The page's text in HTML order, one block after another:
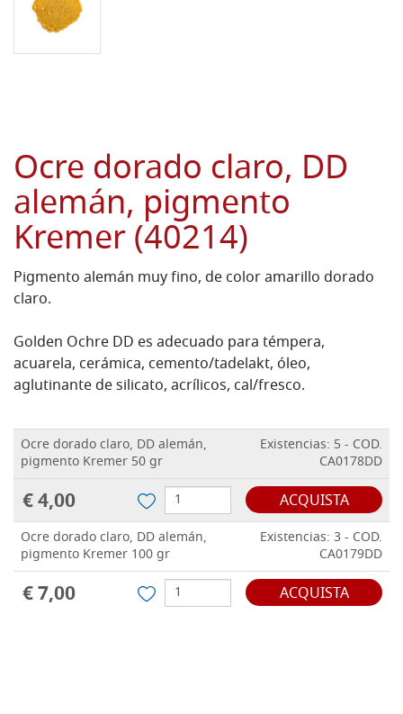
Ocre dorado claro, DD
alemán, pigmento
Kremer (40214)
Pigmento alemán muy fino, de color amarillo dorado
claro.
Golden Ochre DD es adecuado para témpera,
acuarela, cerámica, cemento/tadelakt, óleo,
aglutinante de silicato, acrílicos, cal/fresco.
Ocre dorado claro, DD alemán,
pigmento Kremer 50 gr
Existencias: 5 - COD.
CA0178DD
€ 4,00 ACQUISTA
Ocre dorado claro, DD alemán,
pigmento Kremer 100 gr
Existencias: 3 - COD.
CA0179DD
€ 7,00 ACQUISTA